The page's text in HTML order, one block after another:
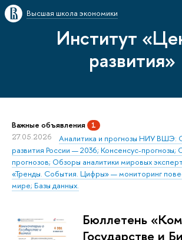
Высшая школа экономики
Институт
развития»
Важные объявления 1
27.05.2026
Аналитика и прогнозы НИУ ВШЭ:
развития России — 2036; Консенсус-
прогнозов; Обзоры аналитики мировых
«Тренды. События. Цифры» — мониторинг
мире; Базы данных.
Бюллетень
Государстве и